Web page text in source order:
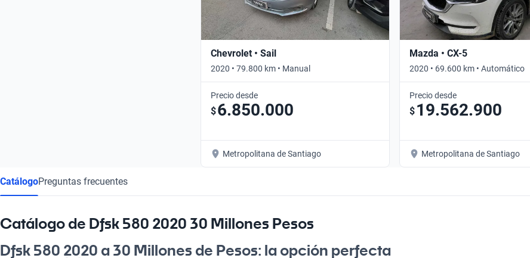
Chevrolet • Sail
2020 • 79.800 km • Manual
Precio desde
$6.850.000
Metropolitana de Santiago
Mazda • CX-5
2020 • 69.600 km • Automático
Precio desde
$ 19.562.900
Metropolitana de Santiago
CatálogoPreguntas frecuentes
Catálogo de Dfsk 580 2020 30 Millones Pesos
Dfsk 580 2020 a 30 Millones de Pesos: la opción perfecta